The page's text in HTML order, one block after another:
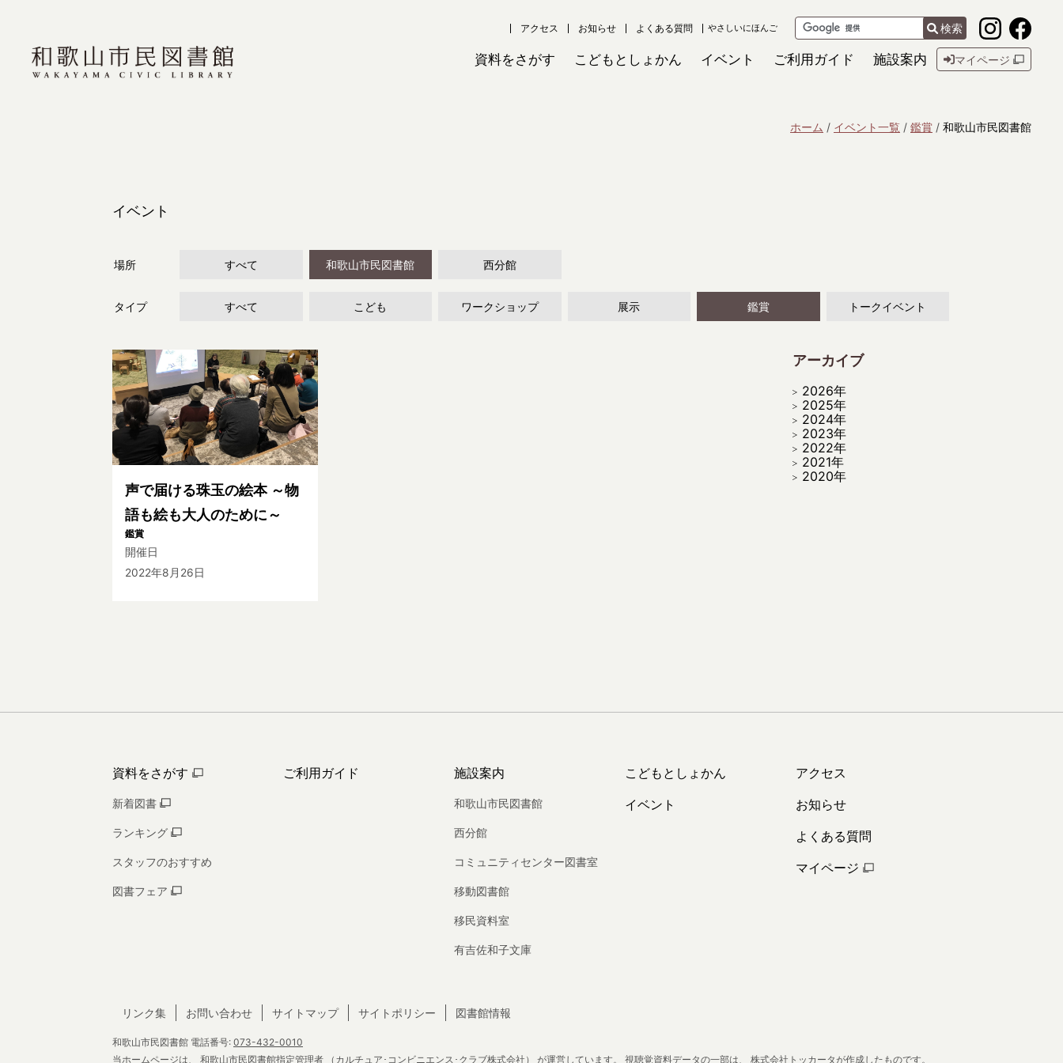
アクセス お知らせ よくある質問 やさしいにほんご 検索
資料をさがす こどもとしょかん イベント ご利用ガイド 施設案内 マイページ
ホーム イベント一覧 鑑賞 和歌山市民図書館
イベント
場所 すべて 和歌山市民図書館 西分館
タイプ すべて こども ワークショップ 展示 鑑賞 トークイベント
声で届ける珠玉の絵本 ～物
語も絵も大人のために～
鑑賞
開催日
2022年8月26日
アーカイブ
2026年
2025年
2024年
2023年
2022年
2021年
2020年
資料をさがす
新着図書
ランキング
スタッフのおすすめ
図書フェア
ご利用ガイド 施設案内
和歌山市民図書館
西分館
コミュニティセンター図書室
移動図書館
移民資料室
有吉佐和子文庫
こどもとしょかん
イベント
アクセス
お知らせ
よくある質問
マイページ
和歌山市民図書館 電話番号: 073-432-0010
当ホームページは、
和歌山市民図書館指定管理者 （カルチュア･コンビニエンス･クラブ株式会社） が運営しています。 視聴覚資料データの一部は、 株式会社トッカータが作成したものです。
リンク集 お問い合わせ サイトマップ サイトポリシー 図書館情報